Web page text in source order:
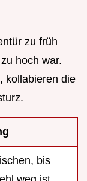
zu früh
hoch war.
kollabieren die
bis